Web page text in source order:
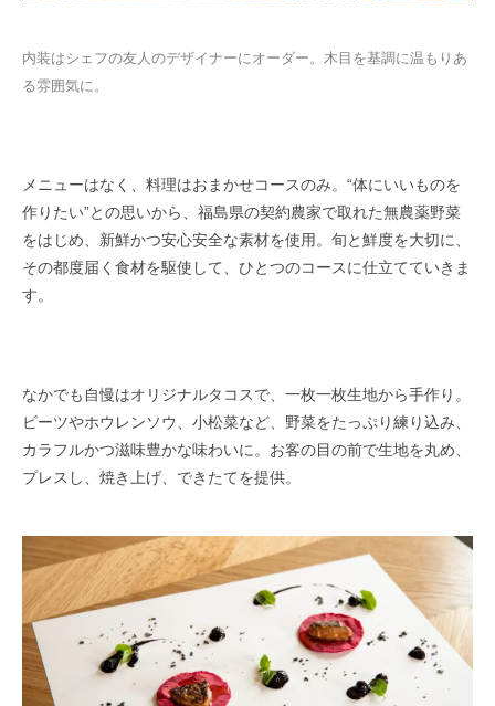
内装はシェフの友人のデザイナーにオーダー。木目を基調に温もりあ
る雰囲気に。
メニューはなく、料理はおまかせコースのみ。“体にいいものを
作りたい”との思いから、福島県の契約農家で取れた無農薬野菜
をはじめ、新鮮かつ安心安全な素材を使用。旬と鮮度を大切に、
その都度届く食材を駆使して、ひとつのコースに仕立てていきま
す。
なかでも自慢はオリジナルタコスで、一枚一枚生地から手作り。
ビーツやホウレンソウ、小松菜など、野菜をたっぷり練り込み、
カラフルかつ滋味豊かな味わいに。お客の目の前で生地を丸め、
プレスし、焼き上げ、できたてを提供。